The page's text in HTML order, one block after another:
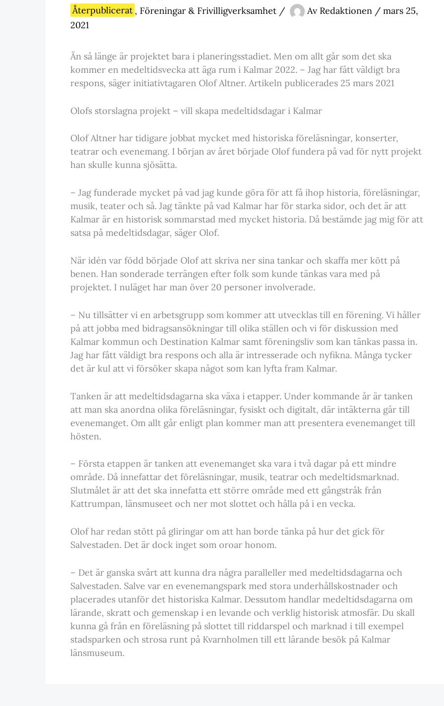
Återpublicerat , Föreningar & Frivilligverksamhet / Av Redaktionen / mars 25,
2021
Än så länge är projektet bara i planeringsstadiet. Men om allt går som det ska
kommer en medeltidsvecka att äga rum i Kalmar 2022. – Jag har fått väldigt bra
respons, säger initiativtagaren Olof Altner. Artikeln publicerades 25 mars 2021
Olofs storslagna projekt – vill skapa medeltidsdagar i Kalmar
Olof Altner har tidigare jobbat mycket med historiska föreläsningar, konserter,
teatrar och evenemang. I början av året började Olof fundera på vad för nytt projekt
han skulle kunna sjösätta.
– Jag funderade mycket på vad jag kunde göra för att få ihop historia, föreläsningar,
musik, teater och så. Jag tänkte på vad Kalmar har för starka sidor, och det är att
Kalmar är en historisk sommarstad med mycket historia. Då bestämde jag mig för att
satsa på medeltidsdagar, säger Olof.
När idén var född började Olof att skriva ner sina tankar och skaffa mer kött på
benen. Han sonderade terrängen efter folk som kunde tänkas vara med på
projektet. I nuläget har man över 20 personer involverade.
– Nu tillsätter vi en arbetsgrupp som kommer att utvecklas till en förening. Vi håller
på att jobba med bidragsansökningar till olika ställen och vi för diskussion med
Kalmar kommun och Destination Kalmar samt föreningsliv som kan tänkas passa in.
Jag har fått väldigt bra respons och alla är intresserade och nyfikna. Många tycker
det är kul att vi försöker skapa något som kan lyfta fram Kalmar.
Tanken är att medeltidsdagarna ska växa i etapper. Under kommande år är tanken
att man ska anordna olika föreläsningar, fysiskt och digitalt, där intäkterna går till
evenemanget. Om allt går enligt plan kommer man att presentera evenemanget till
hösten.
– Första etappen är tanken att evenemanget ska vara i två dagar på ett mindre
område. Då innefattar det föreläsningar, musik, teatrar och medeltidsmarknad.
Slutmålet är att det ska innefatta ett större område med ett gångstråk från
Kattrumpan, länsmuseet och ner mot slottet och hålla på i en vecka.
Olof har redan stött på gliringar om att han borde tänka på hur det gick för
Salvestaden. Det är dock inget som oroar honom.
– Det är ganska svårt att kunna dra några paralleller med medeltidsdagarna och
Salvestaden. Salve var en evenemangspark med stora underhållskostnader och
placerades utanför det historiska Kalmar. Dessutom handlar medeltidsdagarna om
lärande, skratt och gemenskap i en levande och verklig historisk atmosfär. Du skall
kunna gå från en föreläsning på slottet till riddarspel och marknad i till exempel
stadsparken och strosa runt på Kvarnholmen till ett lärande besök på Kalmar
länsmuseum.